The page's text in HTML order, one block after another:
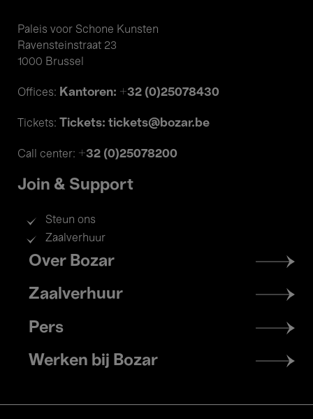
Paleis voor Schone Kunsten
Ravensteinstraat 23
1000 Brussel
Offices: Kantoren: +32 (0)25078430
Tickets: Tickets: tickets@bozar.be
Call center: +32 (0)25078200
Join & Support
Steun ons
Zaalverhuur
Footer
menu
Over Bozar
Zaalverhuur
Pers
Werken bij Bozar